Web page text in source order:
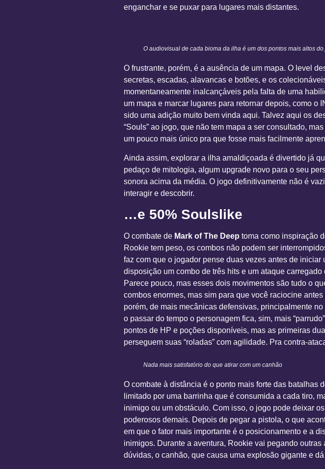
enganchar e se puxar para lugares mais distantes.
O audiovisual de cada bioma da ilha é um dos pontos mais altos do
O frustrante, porém, é a ausência de um mapa. O level
secretas, escadas, alavancas e botões, e os
momentaneamente inalcançáveis pela falta de uma
um mapa e marcar lugares para retornar depois, como o
sido uma adição muito bem vinda aqui. Talvez aqui os
“Souls” ao jogo, que não tem mapa a ser consultado,
um pouco mais único pra que fosse mais facilmente
Ainda assim, explorar a ilha amaldiçoada é divertido já
pedaço de mitologia, algum upgrade novo para o seu
sonora acima da média. O jogo definitivamente não é
interagir e descobrir.
…e 50% Soulslike
O combate de Mark of The Deep toma como inspiração
Rookie tem peso, os combos não podem ser
faz com que o jogador pense duas vezes antes de
disposição um combo de três hits e um ataque
Parece pouco, mas esses dois movimentos são tudo o
combos enormes, mas sim para que você raciocine
porém, de mais mecânicas defensivas, principalmente
o passar do tempo o personagem fica, sim, mais
pontos de HP e poções disponíveis, mas as primeiras
perseguem suas “roladas” com agilidade. Pra contra-
Nada mais satisfatório do que atirar com um canhão
O combate à distância é o ponto mais forte das batalhas
limitado por uma barrinha que é consumida a cada tiro,
inimigo ou um obstáculo. Com isso, o jogo pode deixar
poderosos demais. Depois de pegar a pistola, o que
em que o fator mais importante é o posicionamento e a
inimigos. Durante a aventura, Rookie vai pegando
dúvidas, o canhão, que causa uma explosão gigante e